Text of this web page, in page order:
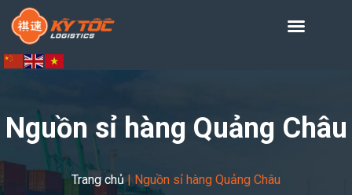
Nguồn sỉ hàng Quảng Châu
Trang chủ| Nguồn sỉ hàng Quảng Châu